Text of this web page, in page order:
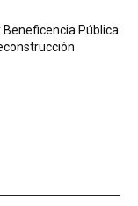
Pública